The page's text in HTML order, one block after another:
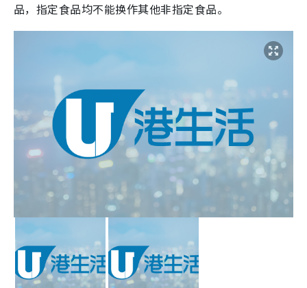
品，指定食品均不能换作其他非指定食品。